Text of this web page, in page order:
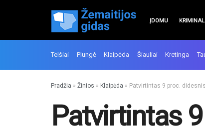
ĮDOMU
Telšiai Plungė Klaipėda Šiauliai Kretinga
Pradžia » Žinios » Klaipėda » Patvirtintas 9 proc.
Patvirtintas